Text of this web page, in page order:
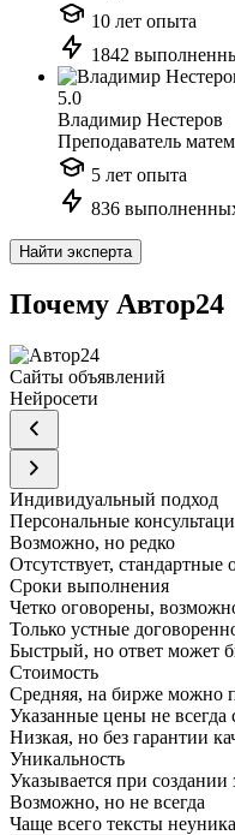
10 лет опыта
1842
5.0
Владимир Нестеров
Преподаватель
5 лет опыта
836
Найти эксперта
Почему Автор24
Сайты объявлений
Нейросети
Индивидуальный подход
Персональные
Возможно, но редко
Отсутствует, стандартные
Сроки выполнения
Четко оговорены,
Только устные
Быстрый, но ответ может
Стоимость
Средняя, на бирже можно
Указанные цены не всегда
Низкая, но без гарантии
Уникальность
Указывается при создании
Возможно, но не всегда
Чаще всего тексты